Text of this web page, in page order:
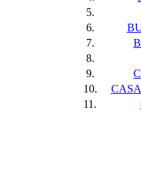
5.
6.
7.
8.
9.
10.
11.